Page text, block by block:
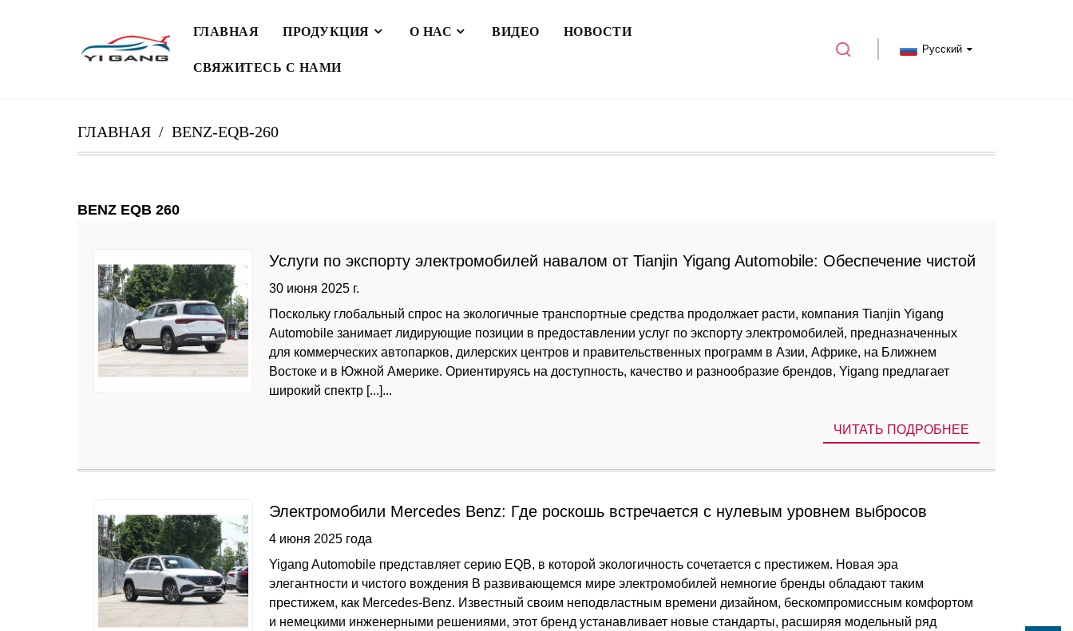
ГЛАВНАЯ ПРОДУКЦИЯ О НАС ВИДЕО НОВОСТИ
СВЯЖИТЕСЬ С НАМИ
Русский
ГЛАВНАЯ BENZ-EQB-260
BENZ EQB 260
Услуги по экспорту электромобилей навалом от Tianjin Yigang Automobile: Обеспечение чистой
мобильности через границы
30 июня 2025 г.
Поскольку глобальный спрос на экологичные транспортные средства продолжает расти, компания Tianjin Yigang
Automobile занимает лидирующие позиции в предоставлении услуг по экспорту электромобилей, предназначенных
для коммерческих автопарков, дилерских центров и правительственных программ в Азии, Африке, на Ближнем
Востоке и в Южной Америке. Ориентируясь на доступность, качество и разнообразие брендов, Yigang предлагает
широкий спектр [...]...
ЧИТАТЬ ПОДРОБНЕЕ
Электромобили Mercedes Benz: Где роскошь встречается с нулевым уровнем выбросов
4 июня 2025 года
Yigang Automobile представляет серию EQB, в которой экологичность сочетается с престижем. Новая эра
элегантности и чистого вождения В развивающемся мире электромобилей немногие бренды обладают таким
престижем, как Mercedes-Benz. Известный своим неподвластным времени дизайном, бескомпромиссным комфортом
и немецкими инженерными решениями, этот бренд устанавливает новые стандарты, расширяя модельный ряд